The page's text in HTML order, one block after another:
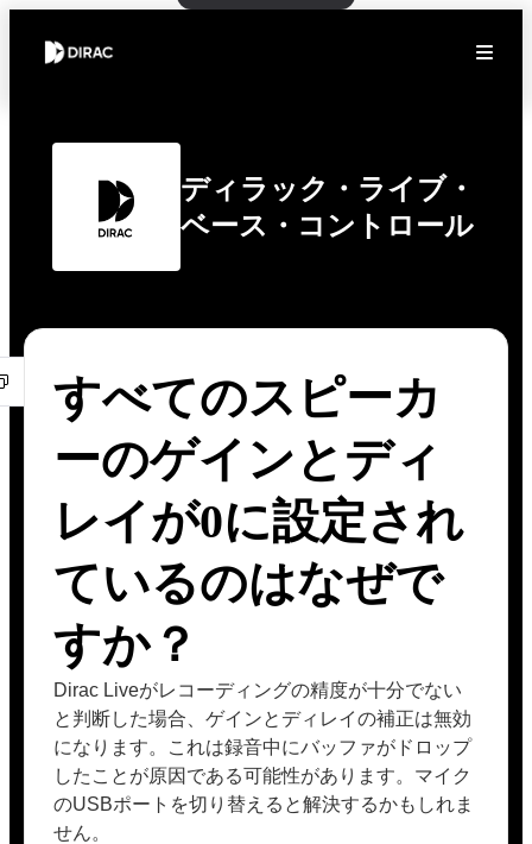
ディラック・ライブ・
ベース・コントロール
すべてのスピーカ
ーのゲインとディ
レイが0に設定され
ているのはなぜで
すか？
Dirac Liveがレコーディングの精度が十分でない
と判断した場合、ゲインとディレイの補正は無効
になります。これは録音中にバッファがドロップ
したことが原因である可能性があります。マイク
のUSBポートを切り替えると解決するかもしれま
せん。